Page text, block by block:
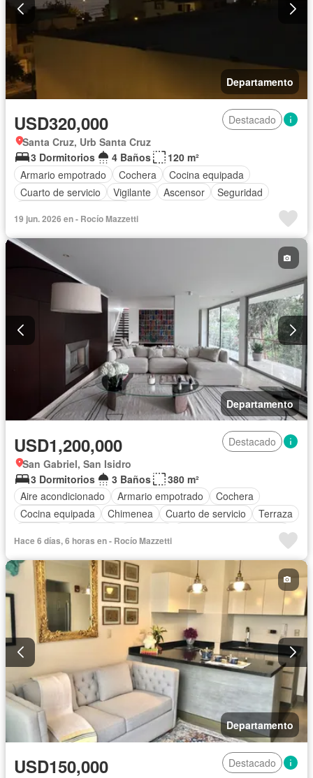
Departamento
USD320,000
Destacado
Santa Cruz, Urb Santa Cruz
3 Dormitorios
4 Baños
120 m²
Armario empotrado
Cochera
Cocina equipada
Cuarto de servicio
Vigilante Ascensor
Seguridad
19 jun. 2026 en - Rocío Mazzetti
Departamento
USD1,200,000
Destacado
San Gabriel, San Isidro
3 Dormitorios
3 Baños
380 m²
Aire acondicionado
Armario empotrado
Cochera
Cocina equipada
Chimenea Cuarto de servicio
Terraza
Parcialmente amoblado
Hace 6 días, 6 horas en - Rocío Mazzetti
Departamento
USD150,000
Destacado